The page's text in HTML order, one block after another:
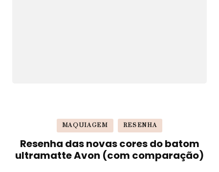
MAQUIAGEM RESENHA
Resenha das novas cores do batom
ultramatte Avon (com comparação)